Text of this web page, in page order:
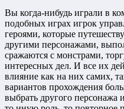
Вы когда-нибудь играли в
подобных играх игрок
героями, которые
другими персонажами,
сражаются с монстрами,
интересных дел. И все их
влияние как на них самих,
вариантов прохождения
выбрать другого персонажа